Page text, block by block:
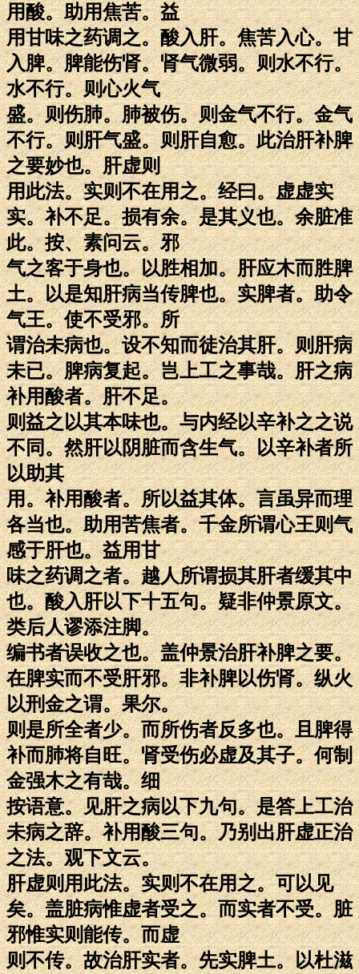
用酸。助用焦苦。益
用甘味之药调之。酸入肝。焦苦入心。甘
入脾。脾能伤肾。肾气微弱。则水不行。
水不行。则心火气
盛。则伤肺。肺被伤。则金气不行。金气
不行。则肝气盛。则肝自愈。此治肝补脾
之要妙也。肝虚则
用此法。实则不在用之。经曰。虚虚实
实。补不足。损有余。是其义也。余脏准
此。按、素问云。邪
气之客于身也。以胜相加。肝应木而胜脾
土。以是知肝病当传脾也。实脾者。助令
气王。使不受邪。所
谓治未病也。设不知而徒治其肝。则肝病
未已。脾病复起。岂上工之事哉。肝之病
补用酸者。肝不足。
则益之以其本味也。与内经以辛补之之说
不同。然肝以阴脏而含生气。以辛补者所
以助其
用。补用酸者。所以益其体。言虽异而理
各当也。助用苦焦者。千金所谓心王则气
感于肝也。益用甘
味之药调之者。越人所谓损其肝者缓其中
也。酸入肝以下十五句。疑非仲景原文。
类后人谬添注脚。
编书者误收之也。盖仲景治肝补脾之要。
在脾实而不受肝邪。非补脾以伤肾。纵火
以刑金之谓。果尔。
则是所全者少。而所伤者反多也。且脾得
补而肺将自旺。肾受伤必虚及其子。何制
金强木之有哉。细
按语意。见肝之病以下九句。是答上工治
未病之辞。补用酸三句。乃别出肝虚正治
之法。观下文云。
肝虚则用此法。实则不在用之。可以见
矣。盖脏病惟虚者受之。而实者不受。脏
邪惟实则能传。而虚
则不传。故治肝实者。先实脾土。以杜滋